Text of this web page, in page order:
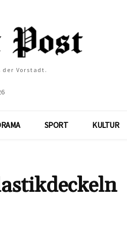
der Vorstadt.
SPORT KULTUR